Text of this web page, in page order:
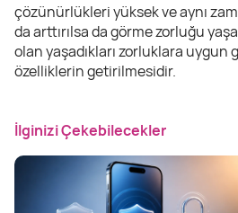
çözünürlükleri yüksek ve aynı
da arttırılsa da görme zorluğu
olan yaşadıkları zorluklara
özelliklerin getirilmesidir.
İlginizi Çekebilecekler